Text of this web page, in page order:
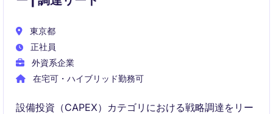
東京都
正社員
外資系企業
在宅可・ハイブリッド勤務可
設備投資（CAPEX）カテゴリにおける戦略調達をリー